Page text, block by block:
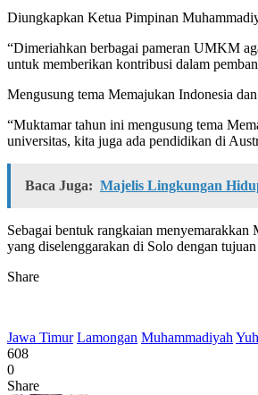
Diungkapkan Ketua Pimpinan
“Dimeriahkan berbagai pameran UMKM
untuk memberikan kontribusi dalam
Mengusung tema Memajukan Indonesia
“Muktamar tahun ini mengusung tema
universitas, kita juga ada pendidikan di
Baca Juga: Majelis Lingkungan
Sebagai bentuk rangkaian
yang diselenggarakan di Solo dengan
Share
Jawa Timur Lamongan Muhammadiyah
608
0
Share